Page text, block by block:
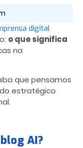
digital
o que significa
na
que pensamos
estratégico
AI?